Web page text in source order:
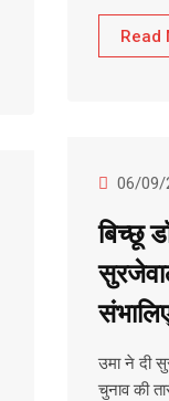
Read
06/09/
बिच्छू
उमा ने दी
चुनाव की